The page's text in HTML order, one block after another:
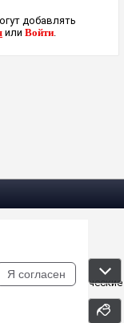
добавлять
или Войти.
видео, графические
владельцам
Я согласен